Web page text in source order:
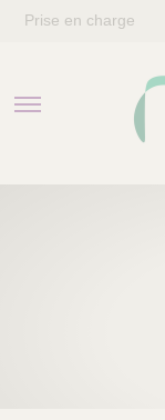
Prise en charge